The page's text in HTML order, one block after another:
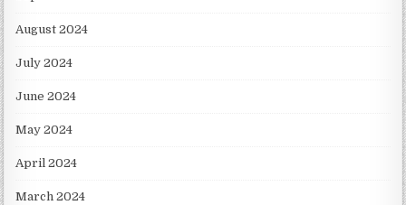
August 2024
July 2024
June 2024
May 2024
April 2024
March 2024